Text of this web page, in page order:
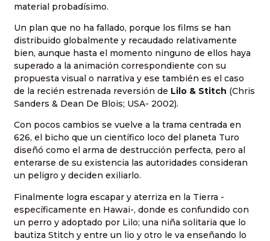
material probadísimo.
Un plan que no ha fallado, porque los films se han
distribuido globalmente y recaudado relativamente
bien, aunque hasta el momento ninguno de ellos haya
superado a la animación correspondiente con su
propuesta visual o narrativa y ese también es el caso
de la recién estrenada reversión de Lilo & Stitch (Chris
Sanders & Dean De Blois; USA- 2002).
Con pocos cambios se vuelve a la trama centrada en
626, el bicho que un científico loco del planeta Turo
diseñó como el arma de destrucción perfecta, pero al
enterarse de su existencia las autoridades consideran
un peligro y deciden exiliarlo.
Finalmente logra escapar y aterriza en la Tierra -
específicamente en Hawai-, donde es confundido con
un perro y adoptado por Lilo; una niña solitaria que lo
bautiza Stitch y entre un lio y otro le va enseñando lo